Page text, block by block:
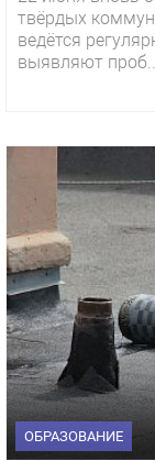
твёрдых
ведётся
выявляют
ОБРАЗОВАНИЕ